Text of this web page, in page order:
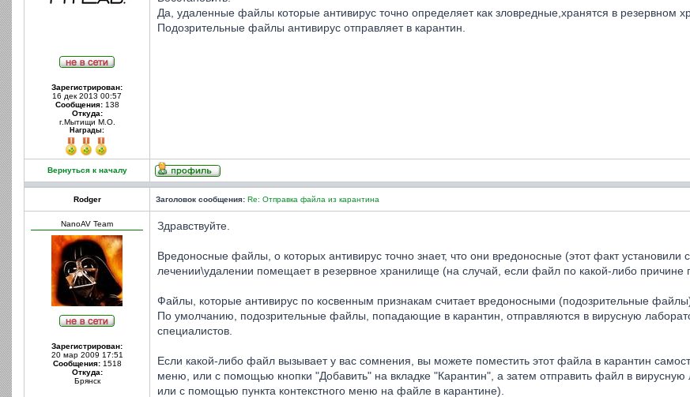
Зарегистрирован:
16 дек 2013 00:57
Сообщения:138
Откуда:
г.Мытищи М.О.
Награды:
Да, удаленные файлы которые антивирус точно определяет как зловредные,хранятся в резервном
Подозрительные файлы антивирус отправляет в карантин.
Вернуться к началу
Rodger Заголовок сообщения: Re: Отправка файла из карантина
NanoAV Team
Зарегистрирован:
20 мар 2009 17:51
Сообщения:1518
Откуда:
Брянск
Здравствуйте.
Вредоносные файлы, о которых антивирус точно знает, что они вредоносные (этот факт
лечении\удалении помещает в резервное хранилище (на случай, если файл по какой-либо причине
Файлы, которые антивирус по косвенным признакам считает вредоносными (подозрительные
По умолчанию, подозрительные файлы, попадающие в карантин, отправляются в вирусную
специалистов.
Если какой-либо файл вызывает у вас сомнения, вы можете поместить этот файла в карантин
меню, или с помощью кнопки "Добавить" на вкладке "Карантин", а затем отправить файл в
или с помощью пункта контекстного меню на файле в карантине).